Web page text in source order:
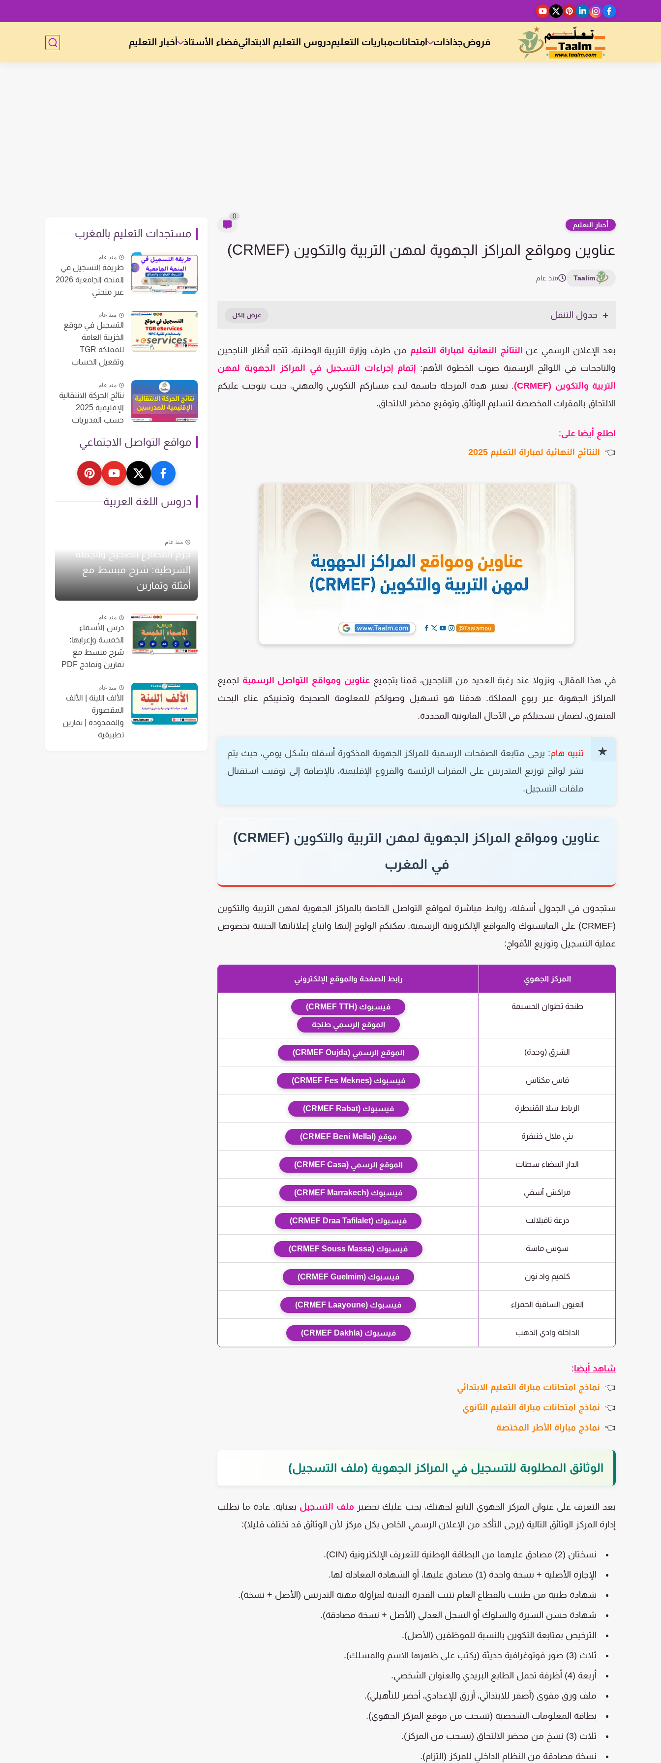
فروضجذاذات امتحاناتمباريات التعليمدروس التعليم الابتدائيفضاء الأستاذ أخبار التعليم
أخبار التعليم
0
عناوين ومواقع المراكز الجهوية لمهن التربية والتكوين (CRMEF)
Taalim منذ عام
جدول التنقل
بعد الإعلان الرسمي عن النتائج النهائية لمباراة التعليم من طرف وزارة التربية الوطنية، تتجه أنظار الناجحين
والناجحات في اللوائح الرسمية صوب الخطوة الأهم: إتمام إجراءات التسجيل في المراكز الجهوية لمهن
التربية والتكوين (CRMEF)
. تعتبر هذه المرحلة حاسمة لبدء مساركم التكويني والمهني، حيث يتوجب عليكم
الالتحاق بالمقرات المخصصة لتسليم الوثائق وتوقيع محضر الالتحاق.
اطلع أيضا على:
👈 النتائج النهائية لمباراة التعليم 2025
في هذا المقال، ونزولا عند رغبة العديد من الناجحين، قمنا بتجميععناوين ومواقع التواصل الرسمية لجميع
المراكز الجهوية عبر ربوع المملكة. هدفنا هو تسهيل وصولكم للمعلومة الصحيحة وتجنيبكم عناء البحث
المتفرق، لضمان تسجيلكم في الآجال القانونية المحددة.
تنبيه هام: يرجى متابعة الصفحات الرسمية للمراكز الجهوية المذكورة أسفله بشكل يومي، حيث يتم
نشر لوائح توزيع المتدربين على المقرات الرئيسة والفروع الإقليمية، بالإضافة إلى توقيت استقبال
ملفات التسجيل.
عناوين ومواقع المراكز الجهوية لمهن التربية والتكوين (CRMEF)
في المغرب
ستجدون في الجدول أسفله، روابط مباشرة لمواقع التواصل الخاصة بالمراكز الجهوية لمهن التربية والتكوين
(CRMEF) على الفايسبوك والمواقع الإلكترونية الرسمية. يمكنكم الولوج إليها واتباع إعلاناتها الحينية بخصوص
عملية التسجيل وتوزيع الأفواج:
المركز الجهوي رابط الصفحة والموقع الإلكتروني
طنجة تطوان الحسيمة فيسبوك (CRMEF TTH)
الموقع الرسمي طنجة
الشرق (وجدة) الموقع الرسمي (CRMEF Oujda)
فاس مكناس فيسبوك (CRMEF Fes Meknes)
الرباط سلا القنيطرة فيسبوك (CRMEF Rabat)
بني ملال خنيفرة موقع (CRMEF Beni Mellal)
الدار البيضاء سطات الموقع الرسمي (CRMEF Casa)
مراكش آسفي فيسبوك (CRMEF Marrakech)
درعة تافيلالت فيسبوك (CRMEF Draa Tafilalet)
سوس ماسة فيسبوك (CRMEF Souss Massa)
كلميم واد نون فيسبوك (CRMEF Guelmim)
العيون الساقية الحمراء فيسبوك (CRMEF Laayoune)
الداخلة وادي الذهب فيسبوك (CRMEF Dakhla)
شاهد أيضا:
👈 نماذج امتحانات مباراة التعليم الابتدائي
👈 نماذج امتحانات مباراة التعليم الثانوي
👈 نماذج مباراة الأطر المختصة
الوثائق المطلوبة للتسجيل في المراكز الجهوية (ملف التسجيل)
بعد التعرف على عنوان المركز الجهوي التابع لجهتك، يجب عليك تحضير ملف التسجيل بعناية. عادة ما تطلب
إدارة المركز الوثائق التالية (يرجى التأكد من الإعلان الرسمي الخاص بكل مركز لأن الوثائق قد تختلف قليلا):
نسختان (2) مصادق عليهما من البطاقة الوطنية للتعريف الإلكترونية (CIN).
الإجازة الأصلية + نسخة واحدة (1) مصادق عليها، أو الشهادة المعادلة لها.
شهادة طبية من طبيب بالقطاع العام تثبت القدرة البدنية لمزاولة مهنة التدريس (الأصل + نسخة).
شهادة حسن السيرة والسلوك أو السجل العدلي (الأصل + نسخة مصادقة).
الترخيص بمتابعة التكوين بالنسبة للموظفين (الأصل).
ثلاث (3) صور فوتوغرافية حديثة (يكتب على ظهرها الاسم والمسلك).
أربعة (4) أظرفة تحمل الطابع البريدي والعنوان الشخصي.
ملف ورق مقوى (أصفر للابتدائي، أزرق للإعدادي، أخضر للتأهيلي).
بطاقة المعلومات الشخصية (تسحب من موقع المركز الجهوي).
ثلاث (3) نسخ من محضر الالتحاق (يسحب من المركز).
نسخة مصادقة من النظام الداخلي للمركز (التزام).
مستجدات التعليم بالمغرب
منذ عام
طريقة التسجيل في
المنحة الجامعية 2026
عبر منحتي
منذ عام
التسجيل في موقع
الخزينة العامة
للمملكة TGR
وتفعيل الحساب
منذ عام
نتائج الحركة الانتقالية
الإقليمية 2025
حسب المديريات
مواقع التواصل الاجتماعي
دروس اللغة العربية
منذ عام
جزم المضارع الصحيح والجملة
الشرطية: شرح مبسط مع
أمثلة وتمارين
منذ عام
درس الأسماء
الخمسة وإعرابها:
شرح مبسط مع
تمارين ونماذج PDF
منذ عام
الألف اللينة | الألف
المقصورة
والممدودة | تمارين
تطبيقية